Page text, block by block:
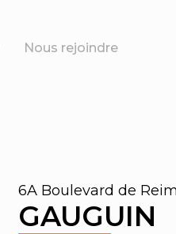
Nous rejoindre
6A Boulevard de
GAUGUIN